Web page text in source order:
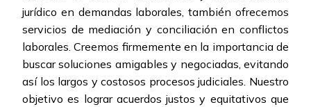
jurídico en demandas laborales, también ofrecemos
servicios de mediación y conciliación en conflictos
laborales. Creemos firmemente en la importancia de
buscar soluciones amigables y negociadas, evitando
así los largos y costosos procesos judiciales. Nuestro
objetivo es lograr acuerdos justos y equitativos que